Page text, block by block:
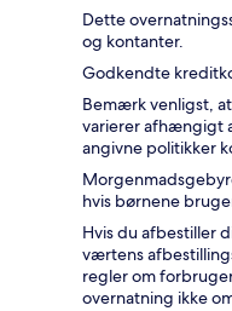
Dette
og kontanter.
Godkendte
Bemærk venligst,
varierer afhængigt
angivne politikker
hvis børnene
Hvis du afbestiller
værtens
regler om
overnatning ikke